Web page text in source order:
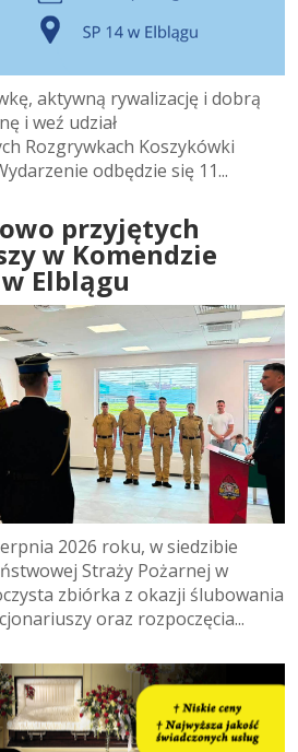
aktywną rywalizację i dobrą
i weź udział
Rozgrywkach Koszykówki
odbędzie się 11...
przyjętych
w Komendzie
Elblągu
2026 roku, w siedzibie
Straży Pożarnej w
zbiórka z okazji ślubowania
oraz rozpoczęcia...